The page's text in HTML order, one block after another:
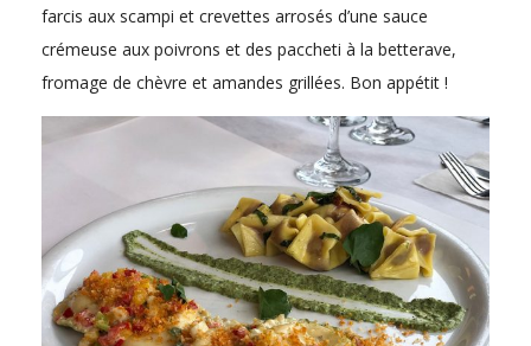
farcis aux scampi et crevettes arrosés d’une sauce
crémeuse aux poivrons et des paccheti à la betterave,
fromage de chèvre et amandes grillées. Bon appétit !
Calluses your mic for a voice conversation (you can also type).